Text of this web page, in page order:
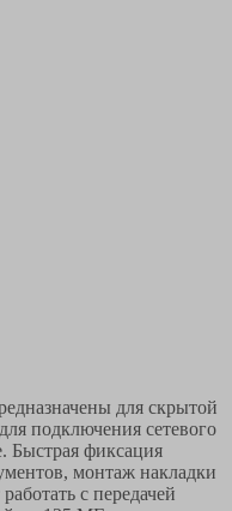
для скрытой
подключения сетевого
Быстрая фиксация
монтаж накладки
с передачей